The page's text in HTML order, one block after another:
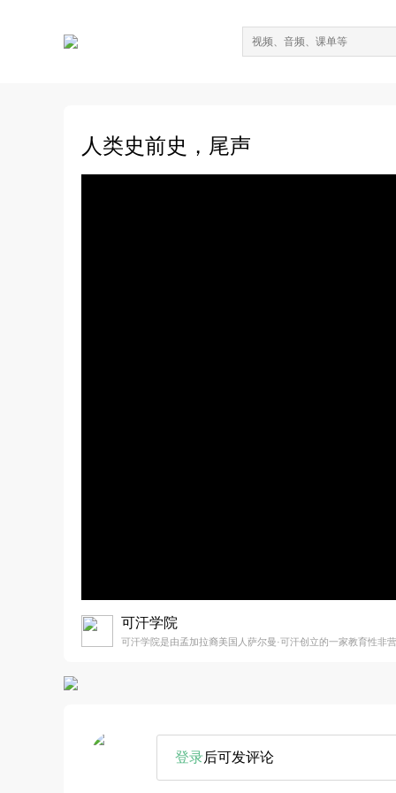
人类史前史，尾声
可汗学院
可汗学院是由孟加拉裔美国人萨尔曼·可汗创立的一家教育性非营
登录后可发评论